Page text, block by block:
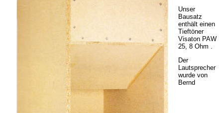
Unser
Bausatz
enthält einen
Tieftöner
Visaton PAW
25, 8 Ohm .
Der
Lautsprecher
wurde von
Bernd